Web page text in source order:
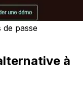
de passe
à